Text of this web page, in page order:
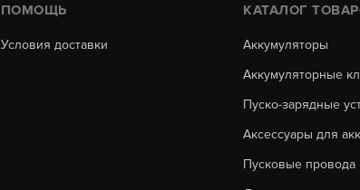
ПОМОЩЬ
Условия доставки
КАТАЛОГ
Аккумуляторы
Аккумуляторные
Пуско-зарядные
Аксессуары для
Пусковые провода